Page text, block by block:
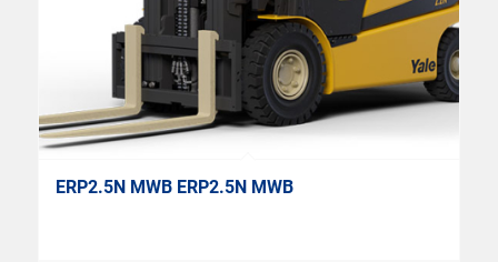
ERP2.5N MWB ERP2.5N MWB